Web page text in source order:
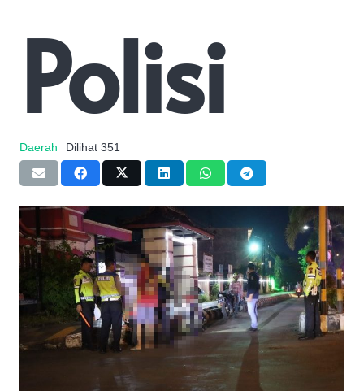
Polisi
Daerah Dilihat 351